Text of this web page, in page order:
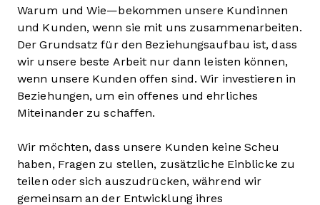
Warum und Wie—bekommen unsere Kundinnen
und Kunden, wenn sie mit uns zusammenarbeiten.
Der Grundsatz für den Beziehungsaufbau ist, dass
wir unsere beste Arbeit nur dann leisten können,
wenn unsere Kunden offen sind. Wir investieren in
Beziehungen, um ein offenes und ehrliches
Miteinander zu schaffen.
Wir möchten, dass unsere Kunden keine Scheu
haben, Fragen zu stellen, zusätzliche Einblicke zu
teilen oder sich auszudrücken, während wir
gemeinsam an der Entwicklung ihres